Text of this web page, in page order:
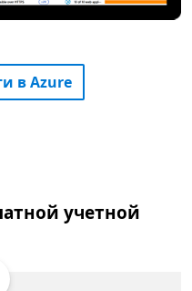
в Azure
учетной